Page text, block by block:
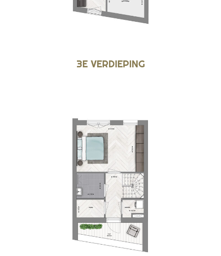
3E VERDIEPING